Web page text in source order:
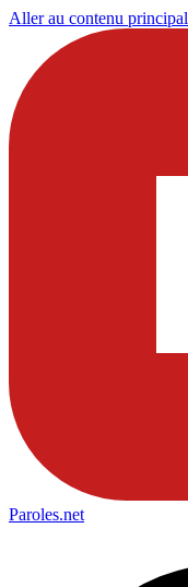
Aller au contenu principal
Paroles.net